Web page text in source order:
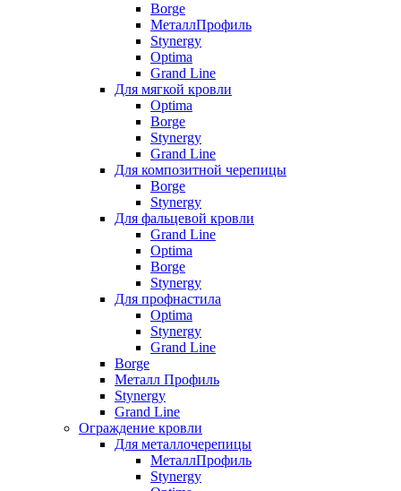
Borge
МеталлПрофиль
Stynergy
Optima
Grand Line
Для мягкой кровли
Optima
Borge
Stynergy
Grand Line
Для композитной черепицы
Borge
Stynergy
Для фальцевой кровли
Grand Line
Optima
Borge
Stynergy
Для профнастила
Optima
Stynergy
Grand Line
Borge
Металл Профиль
Stynergy
Grand Line
Ограждение кровли
Для металлочерепицы
МеталлПрофиль
Stynergy